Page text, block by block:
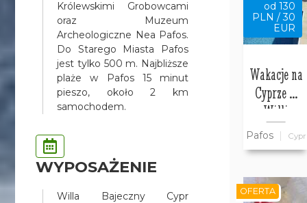
Królewskimi Grobowcami
oraz Muzeum
Archeologiczne Nea Pafos.
Do Starego Miasta Pafos
jest tylko 500 m. Najbliższe
plaże w Pafos 15 minut
pieszo, około 2 km
samochodem.
WYPOSAŻENIE
Willa Bajeczny Cypr
od 130
PLN / 30
EUR
Wakacje na
Cyprze w
Willi
Bajeczny
Cypr
Pafos Cypr
OFERTA